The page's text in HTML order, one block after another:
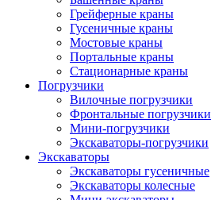
Грейферные краны
Гусеничные краны
Мостовые краны
Портальные краны
Стационарные краны
Погрузчики
Вилочные погрузчики
Фронтальные погрузчики
Мини-погрузчики
Экскаваторы-погрузчики
Экскаваторы
Экскаваторы гусеничные
Экскаваторы колесные